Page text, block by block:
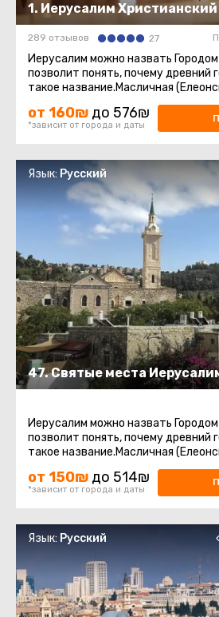
1. Иерусалим Христианский
289 отзывов 27
Иерусалим можно назвать
позволит понять, почему древний
такое название.Масличная
нас ждёт восхитительный ...
от 160₪ до 576₪
*зависит от города и даты
47. Святые места
Язык: Русский
Иерусалим можно назвать
позволит понять, почему древний
такое название.Масличная
нас ждёт восхитительный ...
от 150₪ до 514₪
*зависит от города и даты
Язык: Русский